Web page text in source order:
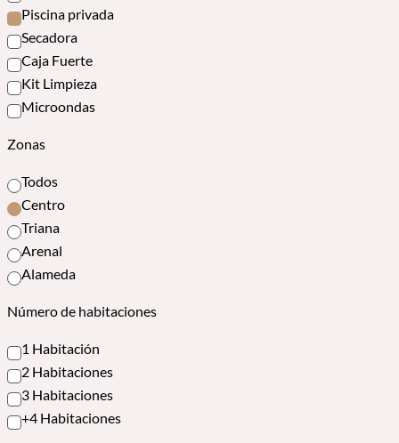
Piscina privada
Secadora
Caja Fuerte
Kit Limpieza
Microondas
Zonas
Todos
Centro
Triana
Arenal
Alameda
Número de habitaciones
1 Habitación
2 Habitaciones
3 Habitaciones
+4 Habitaciones